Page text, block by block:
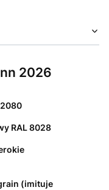
2026
RAL 8028
(imituje